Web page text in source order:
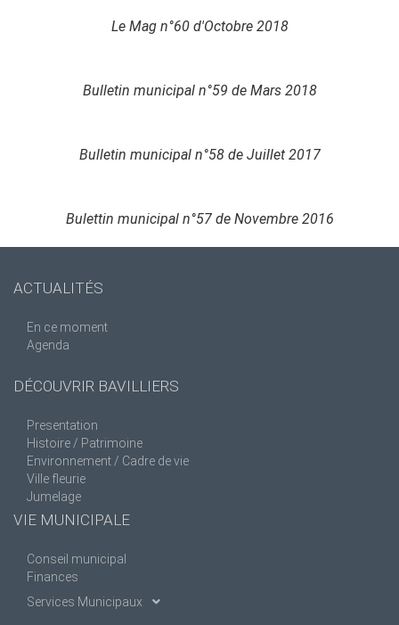
Le Mag n°60 d'Octobre 2018
Bulletin municipal n°59 de Mars 2018
Bulletin municipal n°58 de Juillet 2017
Bulettin municipal n°57 de Novembre 2016
ACTUALITÉS
En ce moment
Agenda
DÉCOUVRIR BAVILLIERS
Presentation
Histoire / Patrimoine
Environnement / Cadre de vie
Ville fleurie
Jumelage
VIE MUNICIPALE
Conseil municipal
Finances
Services Municipaux